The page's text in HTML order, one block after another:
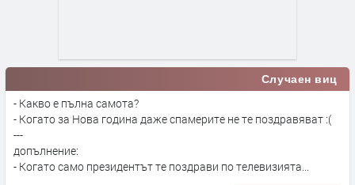
Случаен виц
- Какво е пълна самота?
- Когато за Нова година даже спамерите не те поздравяват :(
---
допълнение:
- Когато само президентът те поздрави по телевизията...